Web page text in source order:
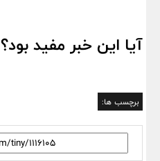
آیا این خبر مفید بود؟
برچسب ها: